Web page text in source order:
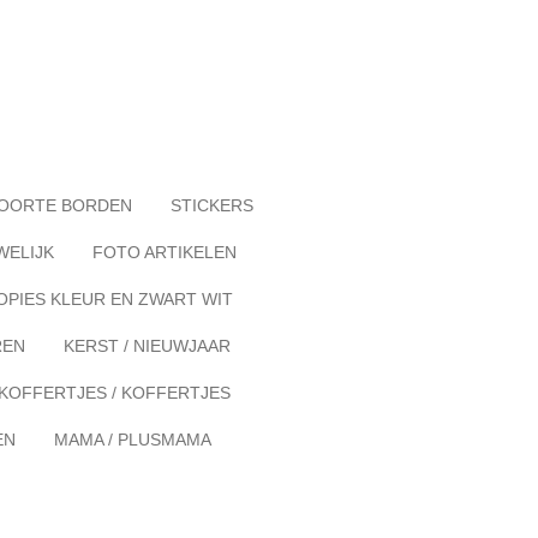
BORDEN STICKERS
FOTO ARTIKELEN
KLEUR EN ZWART WIT
KERST / NIEUWJAAR
/ KOFFERTJES
MAMA / PLUSMAMA